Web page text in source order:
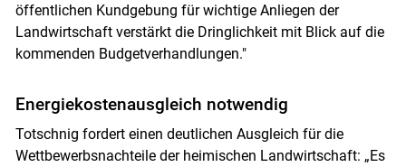
öffentlichen Kundgebung für wichtige Anliegen der
Landwirtschaft verstärkt die Dringlichkeit mit Blick auf die
kommenden Budgetverhandlungen."
Energiekostenausgleich notwendig
Totschnig fordert einen deutlichen Ausgleich für die
Wettbewerbsnachteile der heimischen Landwirtschaft: „Es